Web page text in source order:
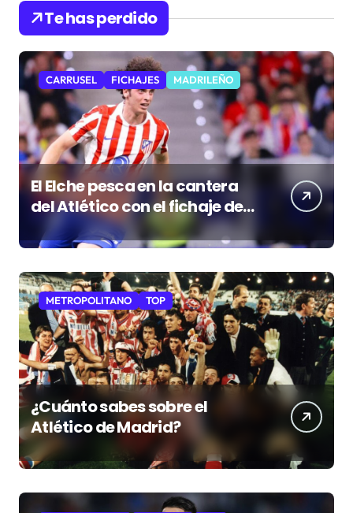
Te has perdido
CARRUSEL FICHAJES MADRILEÑO
El Elche pesca en la cantera
del Atlético con el fichaje de
Morcillo
METROPOLITANO TOP
¿Cuánto sabes sobre el
Atlético de Madrid?